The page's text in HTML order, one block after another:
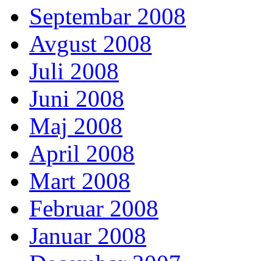
Septembar 2008
Avgust 2008
Juli 2008
Juni 2008
Maj 2008
April 2008
Mart 2008
Februar 2008
Januar 2008